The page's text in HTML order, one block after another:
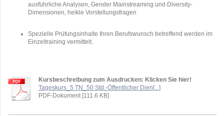
ausführliche Analysen, Gender Mainstreaming und Diversity-
Dimensionen, heikle Vorstellungsfragen
Spezielle Prüfungsinhalte Ihren Berufswunsch betreffend werden im
Einzeltraining vermittelt.
Kursbeschreibung zum Ausdrucken: Klicken Sie hier!
Tageskurs_5 TN_50 Std.-Öffentlicher Dien[...]
PDF-Dokument [111.6 KB]